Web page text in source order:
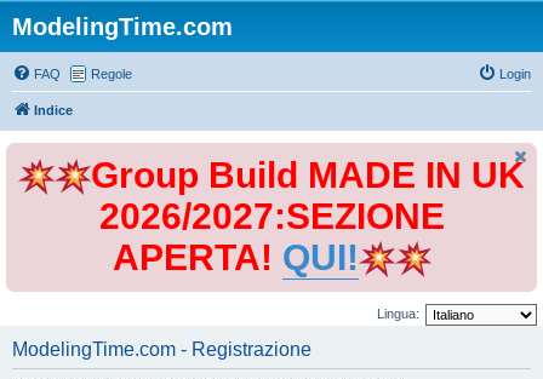
ModelingTime.com
FAQ Regole Login
Indice
Group Build MADE IN UK
2026/2027:SEZIONE
APERTA! QUI!
Lingua:
ModelingTime.com - Registrazione